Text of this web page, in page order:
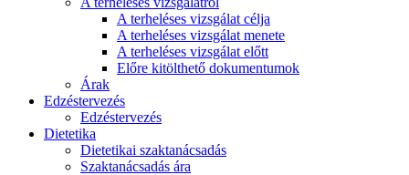
A terheléses vizsgálat célja
A terheléses vizsgálat menete
A terheléses vizsgálat előtt
Előre kitölthető dokumentumok
Árak
Edzéstervezés
Edzéstervezés
Dietetika
Dietetikai szaktanácsadás
Szaktanácsadás ára